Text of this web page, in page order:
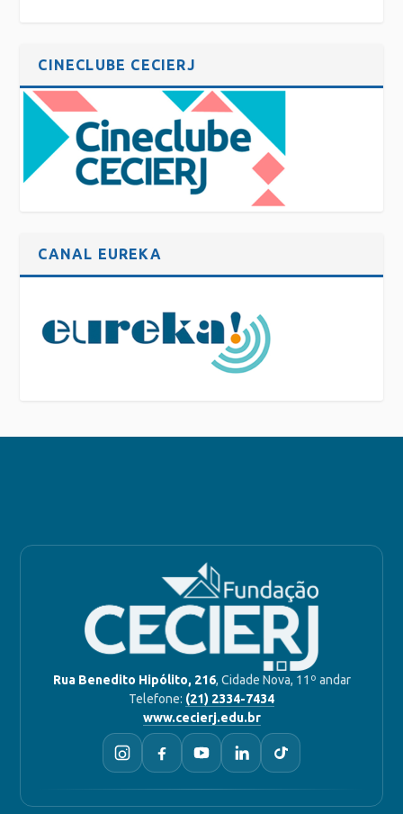
CINECLUBE CECIERJ
CANAL EUREKA
Rua Benedito Hipólito, 216, Cidade Nova, 11º andar
Telefone: (21) 2334-7434
www.cecierj.edu.br